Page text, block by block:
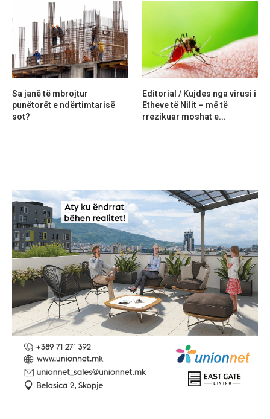
Sa janë të mbrojtur
punëtorët e ndërtimtarisë
sot?
Editorial / Kujdes nga virusi i
Etheve të Nilit – më të
rrezikuar moshat e...